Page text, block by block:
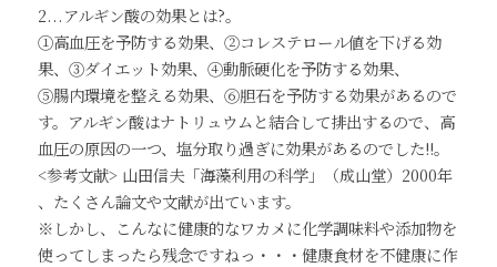
2...アルギン酸の効果とは?。
①高血圧を予防する効果、②コレステロール値を下げる効
果、③ダイエット効果、④動脈硬化を予防する効果、
⑤腸内環境を整える効果、⑥胆石を予防する効果があるので
す。アルギン酸はナトリュウムと結合して排出するので、高
血圧の原因の一つ、塩分取り過ぎに効果があるのでした!!。
<参考文献> 山田信夫「海藻利用の科学」（成山堂）2000年
、たくさん論文や文献が出ています。
※しかし、こんなに健康的なワカメに化学調味料や添加物を
使ってしまったら残念ですねっ・・・健康食材を不健康に作